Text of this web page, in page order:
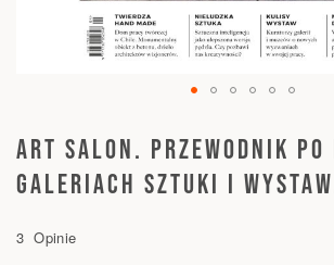
na
początek
galerii
ART SALON. PRZEWODNIK PO
GALERIACH SZTUKI I
3 Opinie